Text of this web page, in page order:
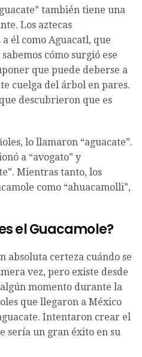
también tiene una
Los aztecas
él como Aguacatl, que
cómo surgió ese
que puede deberse a
cuelga del árbol en pares.
descubrieron que es
lo llamaron “aguacate”.
a “avogato” y
Mientras tanto, los
como “ahuacamolli”,
el Guacamole?
absoluta certeza cuándo se
vez, pero existe desde
algún momento durante la
que llegaron a México
Intentaron crear el
sería un gran éxito en su